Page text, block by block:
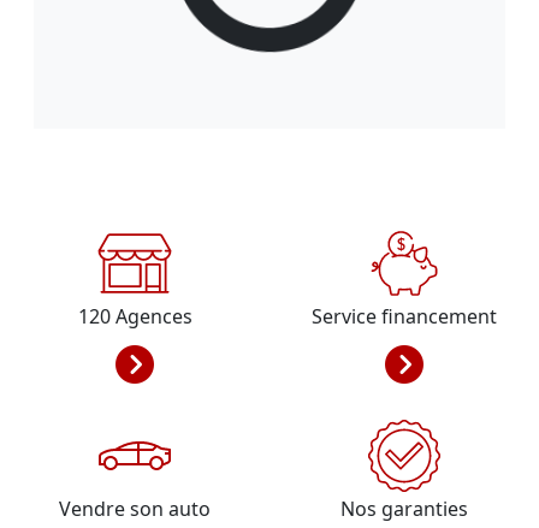
120Agences Service financement
Vendre son auto Nos garanties